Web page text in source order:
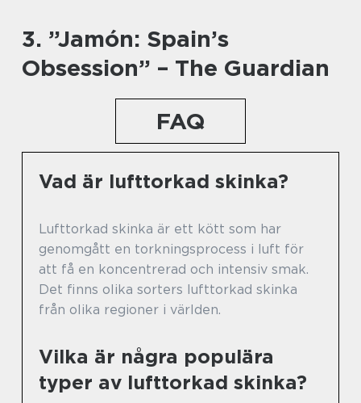
3. ”Jamón: Spain’s
Obsession” – The Guardian
FAQ
Vad är lufttorkad skinka?
Lufttorkad skinka är ett kött som har
genomgått en torkningsprocess i luft för
att få en koncentrerad och intensiv smak.
Det finns olika sorters lufttorkad skinka
från olika regioner i världen.
Vilka är några populära
typer av lufttorkad skinka?